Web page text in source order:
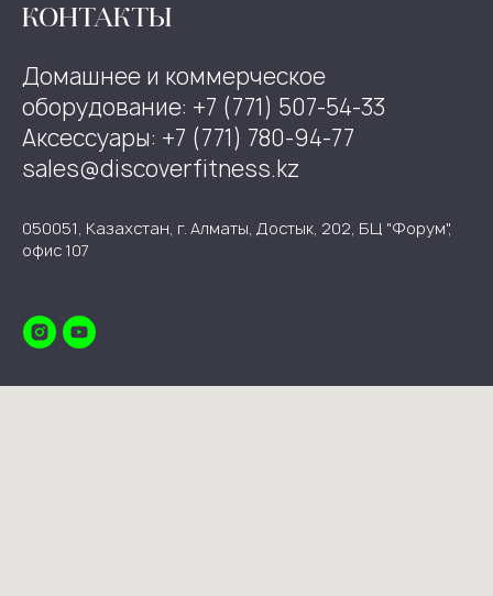
КОНТАКТЫ
Домашнее и коммерческое
оборудование: +7 (771) 507-54-33
Аксессуары: +7 (771) 780-94-77
sales@discoverfitness.kz
050051, Казахстан, г. Алматы, Достык, 202, БЦ "Форум",
офис 107